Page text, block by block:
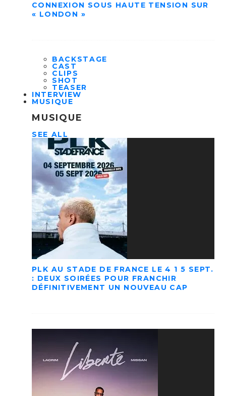
CONNEXION SOUS HAUTE TENSION SUR
« LONDON »
BACKSTAGE
CAST
CLIPS
SHOT
TEASER
INTERVIEW
MUSIQUE
MUSIQUE
SEE ALL
PLK AU STADE DE FRANCE LE 4 1 5 SEPT.
: DEUX SOIRÉES POUR FRANCHIR
DÉFINITIVEMENT UN NOUVEAU CAP